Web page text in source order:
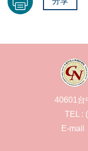
40601台
TEL :
E-mail